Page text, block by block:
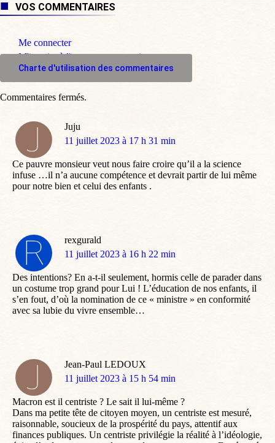
VOS COMMENTAIRES
Me connecter
M'inscrire à l'espace commentaire
Charte d'utilisation des commentaires
Juju
dit
11 juillet 2023 à 17 h 31 min
Ce pauvre monsieur veut nous faire croire qu’il a la science
infuse …il n’a aucune compétence et devrait partir de lui même
pour notre bien et celui des enfants .
rexgurald
dit
11 juillet 2023 à 16 h 22 min
Des intentions? En a-t-il seulement, hormis celle de parader dans
un costume trop grand pour Lui ! L’éducation de nos enfants, il
s’en fout, d’où la nomination de ce « ministre » en conformité
avec sa lubie du vivre ensemble…
Jean-Paul LEDOUX
dit
11 juillet 2023 à 15 h 54 min
Macron est il centriste ? Le sait il lui-même ?
Dans ma petite tête de citoyen moyen, un centriste est mesuré,
raisonnable, soucieux de la prospérité du pays, attentif aux
finances publiques. Un centriste privilégie la réalité à l’idéologie,
Commentaires fermés.